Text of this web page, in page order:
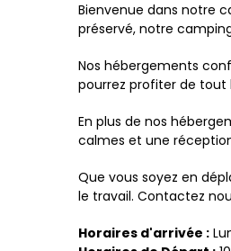
Bienvenue dans notre
préservé, notre
Nos hébergements
pourrez profiter de tout
En plus de nos
calmes et une
Que vous soyez en
le travail. Contactez
Horaires d'arrivée :